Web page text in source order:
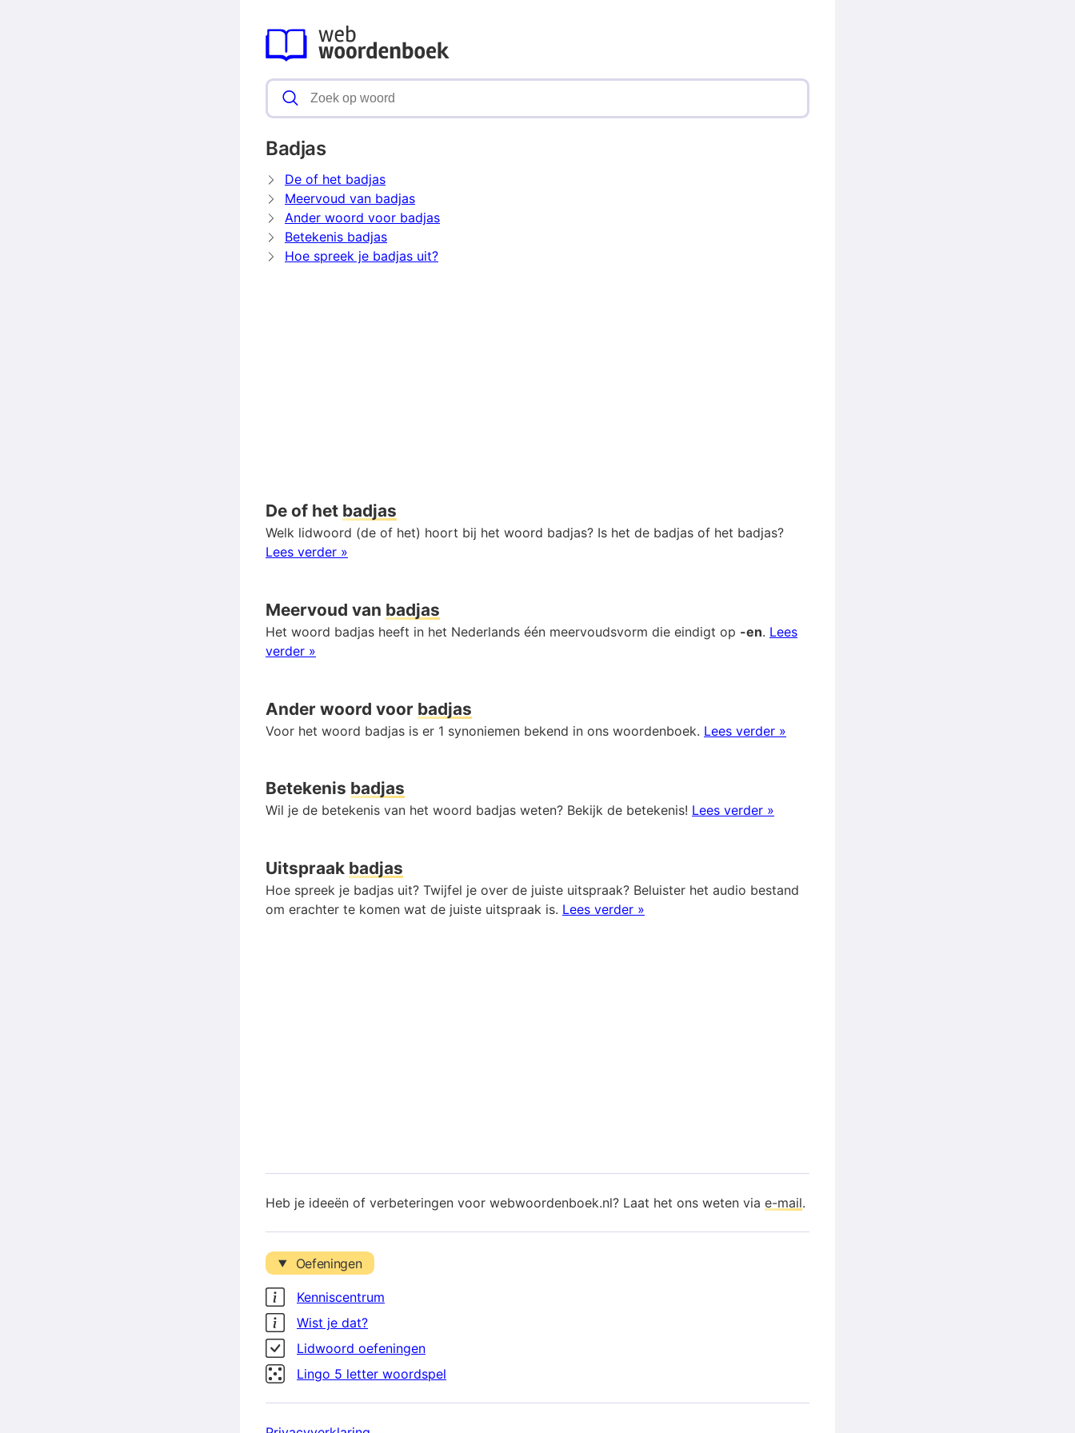
Badjas
De of het badjas
Meervoud van badjas
Ander woord voor badjas
Betekenis badjas
Hoe spreek je badjas uit?
De of het badjas
Welk lidwoord (de of het) hoort bij het woord badjas? Is het de badjas of het badjas?
Lees verder »
Meervoud van badjas
Het woord badjas heeft in het Nederlands één meervoudsvorm die eindigt op -en. Lees
verder »
Ander woord voor badjas
Voor het woord badjas is er 1 synoniemen bekend in ons woordenboek. Lees verder »
Betekenis badjas
Wil je de betekenis van het woord badjas weten? Bekijk de betekenis! Lees verder »
Uitspraak badjas
Hoe spreek je badjas uit? Twijfel je over de juiste uitspraak? Beluister het audio bestand
om erachter te komen wat de juiste uitspraak is. Lees verder »
Heb je ideeën of verbeteringen voor webwoordenboek.nl? Laat het ons weten via e-mail.
Oefeningen
Kenniscentrum
Wist je dat?
Lidwoord oefeningen
Lingo 5 letter woordspel